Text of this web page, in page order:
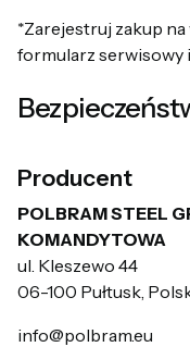
*Zarejestruj zakup na
formularz serwisowy i
Producent
POLBRAM STEEL
KOMANDYTOWA
ul. Kleszewo 44
06-100 Pułtusk,
info@polbram.eu